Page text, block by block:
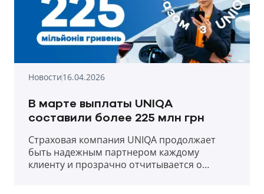
Новости16.04.2026
В марте выплаты UNIQA
составили более 225 млн грн
Страховая компания UNIQA продолжает
быть надежным партнером каждому
клиенту и прозрачно отчитывается о